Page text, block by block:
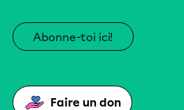
Abonne-toi ici!
Faire un don